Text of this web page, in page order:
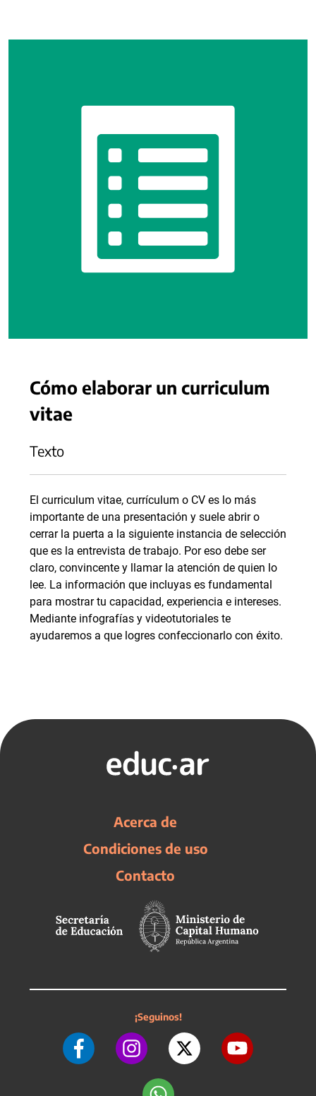
Cómo elaborar un curriculum
vitae
Texto
El curriculum vitae, currículum o CV es lo más
importante de una presentación y suele abrir o
cerrar la puerta a la siguiente instancia de selección
que es la entrevista de trabajo. Por eso debe ser
claro, convincente y llamar la atención de quien lo
lee. La información que incluyas es fundamental
para mostrar tu capacidad, experiencia e intereses.
Mediante infografías y videotutoriales te
ayudaremos a que logres confeccionarlo con éxito.
Acerca de
Condiciones de uso
Contacto
¡Seguinos!